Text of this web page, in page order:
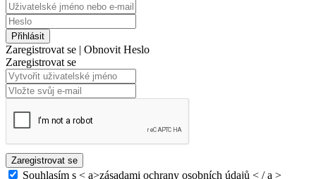
Přihlásit
Zaregistrovat se | Obnovit Heslo
Zaregistrovat se
Zaregistrovat se
Souhlasím s < a>zásadami ochrany osobních údajů < / a >